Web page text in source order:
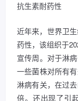
抗生素耐药性
近年来，世界卫
药性，该组织于
宣传周。对于淋
一些菌株对所有
淋病有关，在过
倍。还出现了引